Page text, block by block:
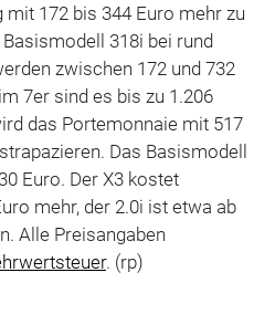
172 bis 344 Euro mehr zu
318i bei rund
zwischen 172 und 732
7er sind es bis zu 1.206
das Portemonnaie mit 517
Das Basismodell
Euro. Der X3 kostet
mehr, der 2.0i ist etwa ab
Alle Preisangaben
. (rp)